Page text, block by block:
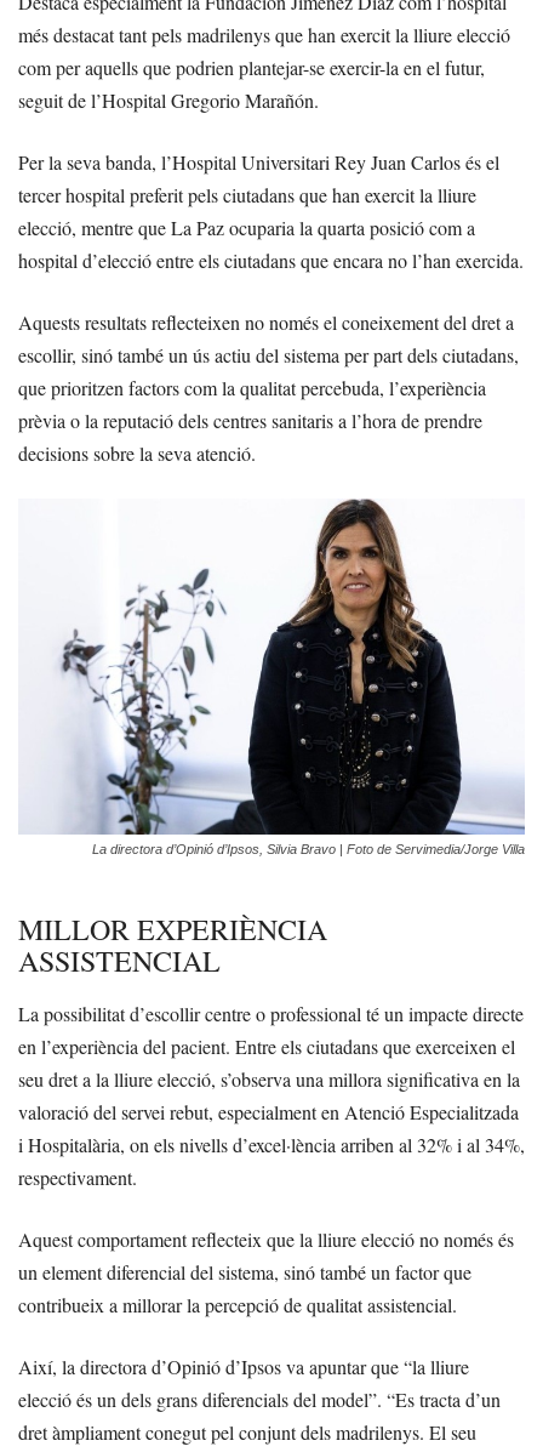
més destacat tant pels madrilenys que han exercit la lliure elecció
com per aquells que podrien plantejar-se exercir-la en el futur,
seguit de l’Hospital Gregorio Marañón.
Per la seva banda, l’Hospital Universitari Rey Juan Carlos és el
tercer hospital preferit pels ciutadans que han exercit la lliure
elecció, mentre que La Paz ocuparia la quarta posició com a
hospital d’elecció entre els ciutadans que encara no l’han exercida.
Aquests resultats reflecteixen no només el coneixement del dret a
escollir, sinó també un ús actiu del sistema per part dels ciutadans,
que prioritzen factors com la qualitat percebuda, l’experiència
prèvia o la reputació dels centres sanitaris a l’hora de prendre
decisions sobre la seva atenció.
La directora d’Opinió d’Ipsos, Silvia Bravo | Foto de Servimedia/Jorge Villa
MILLOR EXPERIÈNCIA
ASSISTENCIAL
La possibilitat d’escollir centre o professional té un impacte directe
en l’experiència del pacient. Entre els ciutadans que exerceixen el
seu dret a la lliure elecció, s’observa una millora significativa en la
valoració del servei rebut, especialment en Atenció Especialitzada
i Hospitalària, on els nivells d’excel·lència arriben al 32% i al 34%,
respectivament.
Aquest comportament reflecteix que la lliure elecció no només és
un element diferencial del sistema, sinó també un factor que
contribueix a millorar la percepció de qualitat assistencial.
Així, la directora d’Opinió d’Ipsos va apuntar que “la lliure
elecció és un dels grans diferencials del model”. “Es tracta d’un
dret àmpliament conegut pel conjunt dels madrilenys. El seu